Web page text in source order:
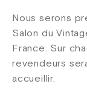
Nous serons
Salon du
France. Sur
revendeurs
accueillir.